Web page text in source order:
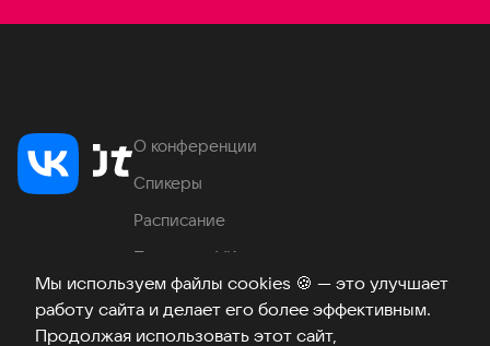
Мы используем файлы cookies 🍪 — это улучшает
работу сайта и делает его более эффективным.
Продолжая использовать этот сайт,
О конференции
Спикеры
Расписание
Продукты VK
Место проведения
Часто задаваемые вопросы